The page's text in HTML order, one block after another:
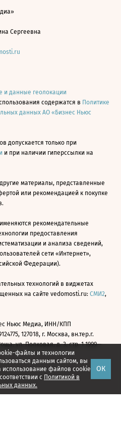
файлы и технологии
данным сайтом, вы
использование файлов cookie
с Политикой в
данных.
ОК
Сергеевна
и данные геолокации
содержатся в Политике
данных АО «Бизнес Ньюс
допускается только при
и при наличии гиперссылки на
материалы, представленные
или рекомендацией к покупке
рекомендательные
предоставления
и анализа сведений,
сети «Интернет»,
Федерации).
технологий в виджетах
на сайте vedomosti.ru: СМИ2,
Ньюс Медиа, ИНН/КПП
127018, г. Москва, вн.тер.г.
ул. Полковая, д. 3, стр. 1 1999—